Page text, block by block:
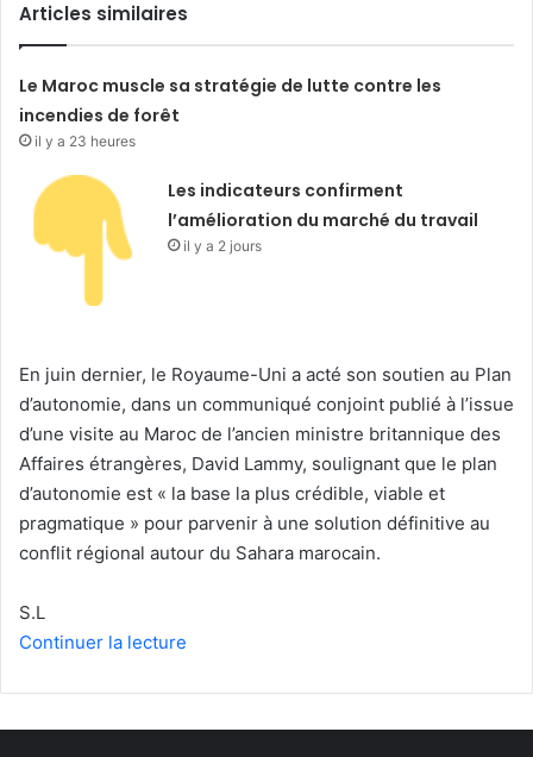
Articles similaires
Le Maroc muscle sa stratégie de lutte contre les
incendies de forêt
il y a 23 heures
Les indicateurs confirment
l’amélioration du marché du travail
il y a 2 jours
En juin dernier, le Royaume-Uni a acté son soutien au Plan
d’autonomie, dans un communiqué conjoint publié à l’issue
d’une visite au Maroc de l’ancien ministre britannique des
Affaires étrangères, David Lammy, soulignant que le plan
d’autonomie est « la base la plus crédible, viable et
pragmatique » pour parvenir à une solution définitive au
conflit régional autour du Sahara marocain.
S.L
Continuer la lecture